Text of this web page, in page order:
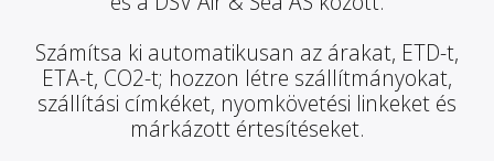
Számítsa ki automatikusan az árakat, ETD-t,
ETA-t, CO2-t; hozzon létre szállítmányokat,
szállítási címkéket, nyomkövetési linkeket és
márkázott értesítéseket.